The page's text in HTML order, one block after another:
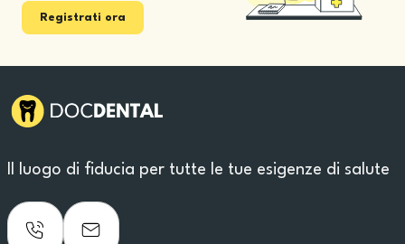
Registrati ora
Il luogo di fiducia per tutte le tue esigenze di salute